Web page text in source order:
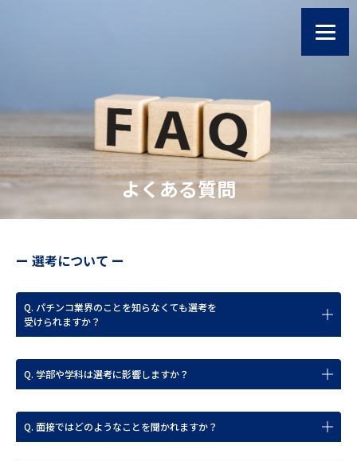
よくある質問
ー 選考について ー
Q. パチンコ業界のことを知らなくても選考を
受けられますか？
Q. 学部や学科は選考に影響しますか？
Q. 面接ではどのようなことを聞かれますか？